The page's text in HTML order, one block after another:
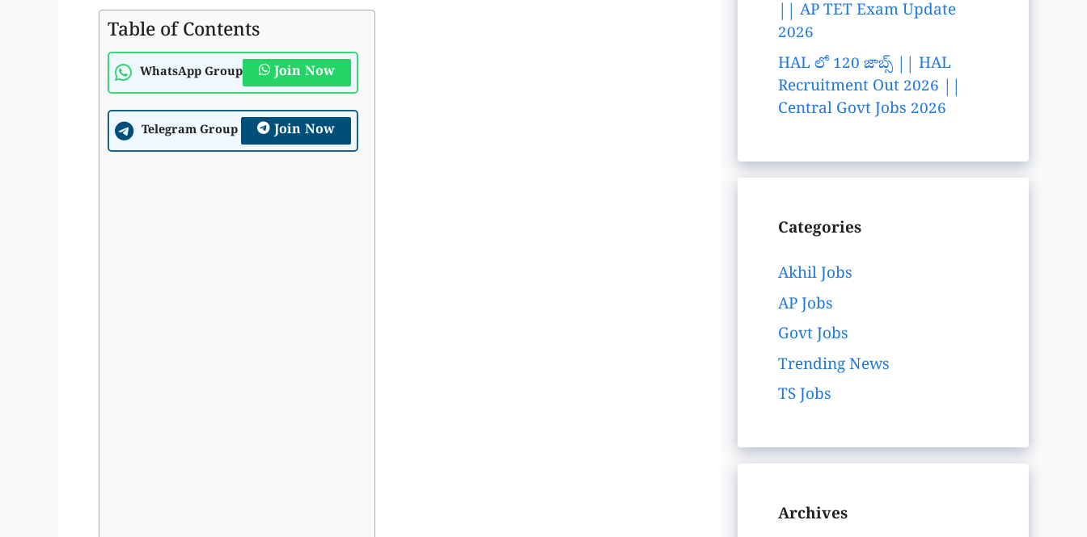
Table of Contents
WhatsApp Group Join Now
Telegram Group Join Now
|| AP TET Exam Update
2026
HAL లో 120 జాబ్స్ || HAL
Recruitment Out 2026 ||
Central Govt Jobs 2026
Categories
Akhil Jobs
AP Jobs
Govt Jobs
Trending News
TS Jobs
Archives